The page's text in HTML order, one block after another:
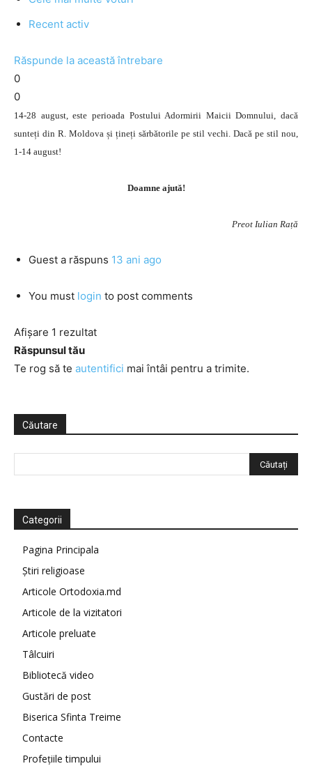
Recent activ
Răspunde la această întrebare
0
0
14-28 august, este perioada Postului Adormirii Maicii Domnului, dacă
sunteți din R. Moldova și țineți sărbătorile pe stil vechi. Dacă pe stil nou,
1-14 august!
Doamne ajută!
Preot Iulian Rață
Guest a răspuns 13 ani ago
You must login to post comments
Afișare 1 rezultat
Răspunsul tău
Te rog să te autentifici mai întâi pentru a trimite.
Căutare
Categorii
Pagina Principala
Știri religioase
Articole Ortodoxia.md
Articole de la vizitatori
Articole preluate
Tâlcuiri
Bibliotecă video
Gustări de post
Biserica Sfinta Treime
Contacte
Profețiile timpului